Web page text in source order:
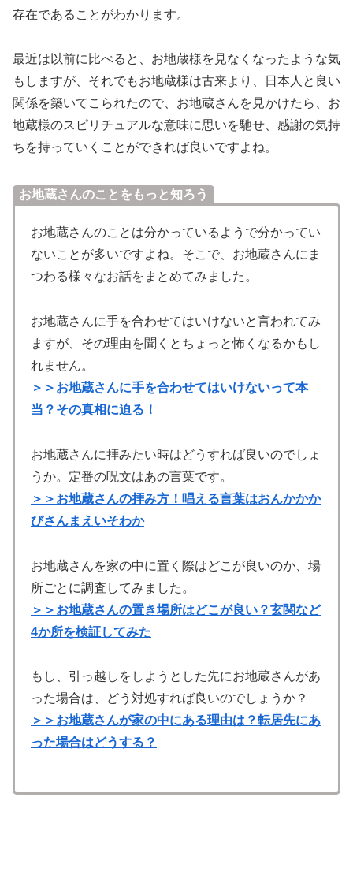
存在であることがわかります。
最近は以前に比べると、お地蔵様を見なくなったような気
もしますが、それでもお地蔵様は古来より、日本人と良い
関係を築いてこられたので、お地蔵さんを見かけたら、お
地蔵様のスピリチュアルな意味に思いを馳せ、感謝の気持
ちを持っていくことができれば良いですよね。
お地蔵さんのことをもっと知ろう
お地蔵さんのことは分かっているようで分かってい
ないことが多いですよね。そこで、お地蔵さんにま
つわる様々なお話をまとめてみました。
お地蔵さんに手を合わせてはいけないと言われてみ
ますが、その理由を聞くとちょっと怖くなるかもし
れません。
＞＞お地蔵さんに手を合わせてはいけないって本
当？その真相に迫る！
お地蔵さんに拝みたい時はどうすれば良いのでしょ
うか。定番の呪文はあの言葉です。
＞＞お地蔵さんの拝み方！唱える言葉はおんかかか
びさんまえいそわか
お地蔵さんを家の中に置く際はどこが良いのか、場
所ごとに調査してみました。
＞＞お地蔵さんの置き場所はどこが良い？玄関など
4か所を検証してみた
もし、引っ越しをしようとした先にお地蔵さんがあ
った場合は、どう対処すれば良いのでしょうか？
＞＞お地蔵さんが家の中にある理由は？転居先にあ
った場合はどうする？